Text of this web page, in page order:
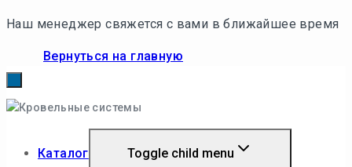
Наш менеджер свяжется с вами в ближайшее время
Вернуться на главную
Каталог
Toggle child menu